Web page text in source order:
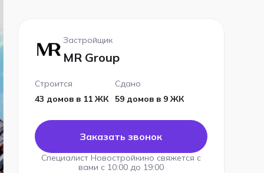
Застройщик
MR Group
Строится
43 домов в 11 ЖК
Сдано
59 домов в 9 ЖК
Заказать звонок
Специалист Новостройкино свяжется с
вами с 10:00 до 19:00